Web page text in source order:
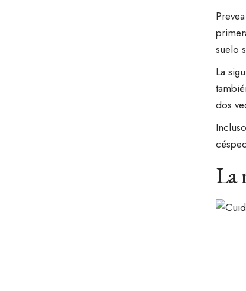
suelo
La
dos
La